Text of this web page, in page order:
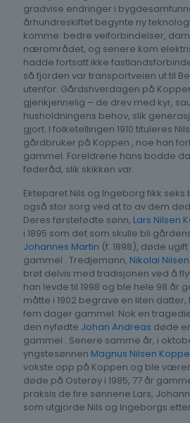
gradvise endringer i
århundreskiftet begynte ny
komme: bedre veiforbindelser,
nærområdet, og senere kom
hadde fortsatt ikke
så fjorden var transportveien ut til
utenfor. Gårdshverdagen på
gjenkjennelig – de drev med kyr,
husholdningens behov, slik
gjort. I folketellingen 1910 tituleres
gårdbruker på Koppen , noe han
gammel. Foreldrene hans bodde
føderåd, slik skikken var.
Ekteparet Nils og Ingeborg fikk
også stor sorg ved at to av dem
Deres førstefødte sønn, Lars Nilsen
i 1895 som det som skulle bli
Johannes Martin (f. 1898), døde
gammel . Tredjemann, Nikolai
brøt delvis med tradisjonen ved å
han levde til 1998 og ble hele 98 år
måtte i 1902 begrave en liten datter,
fem dager gammel. Nok en
den nyfødte Johan Andreas døde
gammel . Senere samme år, i
yngstesønnen Magnus Nilsen
vokste opp på Koppen og ble
døde på Osterøy i 1985, 77 år
praksis de fire sønnene Lars,
som utgjorde Nils og Ingeborgs